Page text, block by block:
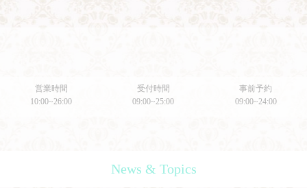
営業時間
10:00~26:00
受付時間
09:00~25:00
事前予約
09:00~24:00
News & Topics